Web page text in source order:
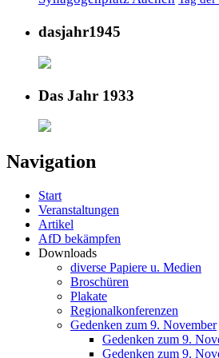
dasjahr1945
Das Jahr 1933
Navigation
Start
Veranstaltungen
Artikel
AfD bekämpfen
Downloads
diverse Papiere u. Medien
Broschüren
Plakate
Regionalkonferenzen
Gedenken zum 9. November
Gedenken zum 9.
Gedenken zum 9.